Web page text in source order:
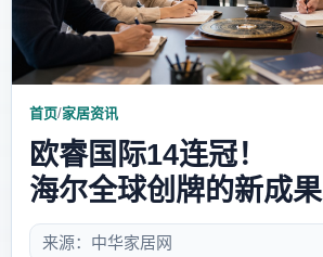
创意家居
首页/家居资讯
欧睿国际14连冠！
海尔全球创牌的新成果
来源：中华家居网